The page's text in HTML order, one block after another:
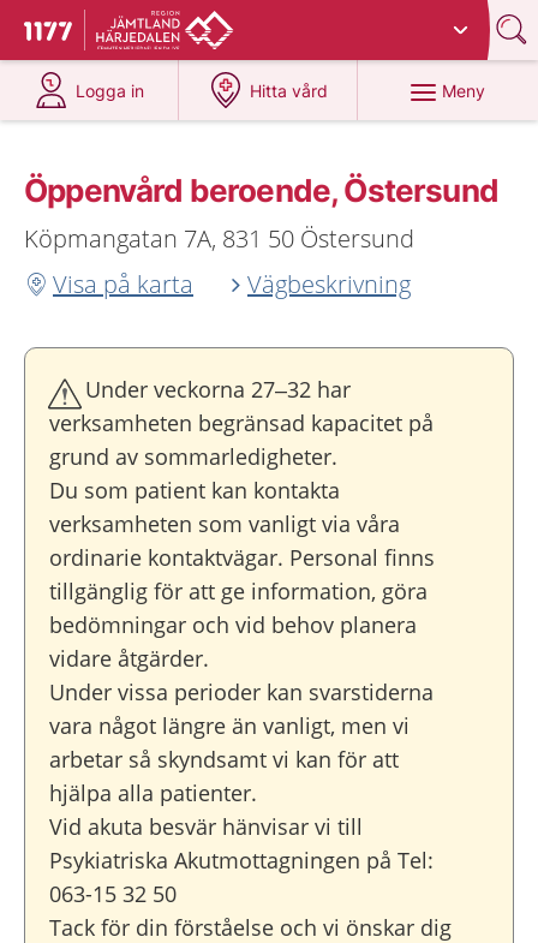
Till startsidan för 1177
Du har valt region
Logga in
på 1177.se
Hitta vård
på 1177.se
Meny
Öppenvård beroende, Östersund
Köpmangatan 7A, 831 50 Östersund
Visa på karta
Vägbeskrivning
Under veckorna 27–32 har
verksamheten begränsad kapacitet på
grund av sommarledigheter.
Du som patient kan kontakta
verksamheten som vanligt via våra
ordinarie kontaktvägar. Personal finns
tillgänglig för att ge information, göra
bedömningar och vid behov planera
vidare åtgärder.
Under vissa perioder kan svarstiderna
vara något längre än vanligt, men vi
arbetar så skyndsamt vi kan för att
hjälpa alla patienter.
Vid akuta besvär hänvisar vi till
Psykiatriska Akutmottagningen på Tel:
063-15 32 50
Tack för din förståelse och vi önskar dig